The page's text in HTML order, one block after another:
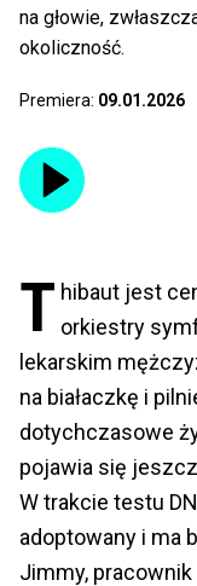
na głowie,
okoliczność.
Premiera: 09.01.2026
T hibaut jest
orkiestry
lekarskim
na białaczkę i
dotychczasowe
pojawia się
W trakcie testu
adoptowany i ma
Jimmy,